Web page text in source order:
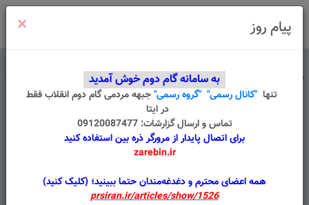
پیام روز ×
به سامانه گام دوم خوش آمدید
تنها "کانال رسمی" "گروه رسمی"جبهه مردمی گام دوم انقلابفقط
در ایتا
تماس و ارسال گزارشات: 09120087477
برای اتصال پایدار از مرورگر ذره بین استفاده کنید
zarebin.ir
همه اعضای محترم و دغدغه‌مندان حتما ببینید؛ (کلیک کنید)
prsiran.ir/articles/show/1526